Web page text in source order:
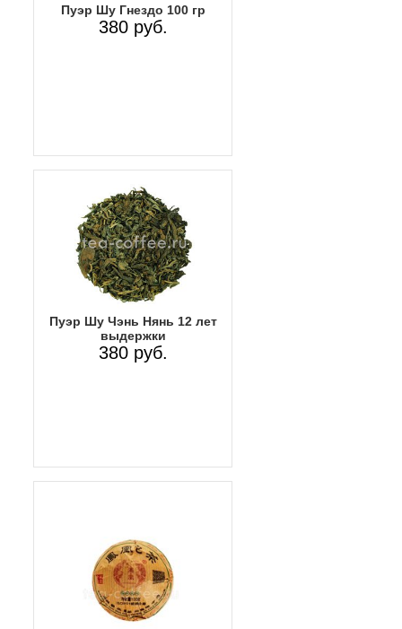
Пуэр Шу Гнездо 100 гр
380 руб.
Пуэр Шу Чэнь Нянь 12 лет
выдержки
380 руб.